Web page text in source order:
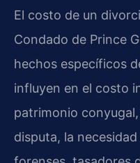
El costo de un
Condado de Prince
hechos específicos
influyen en el costo
patrimonio
disputa, la